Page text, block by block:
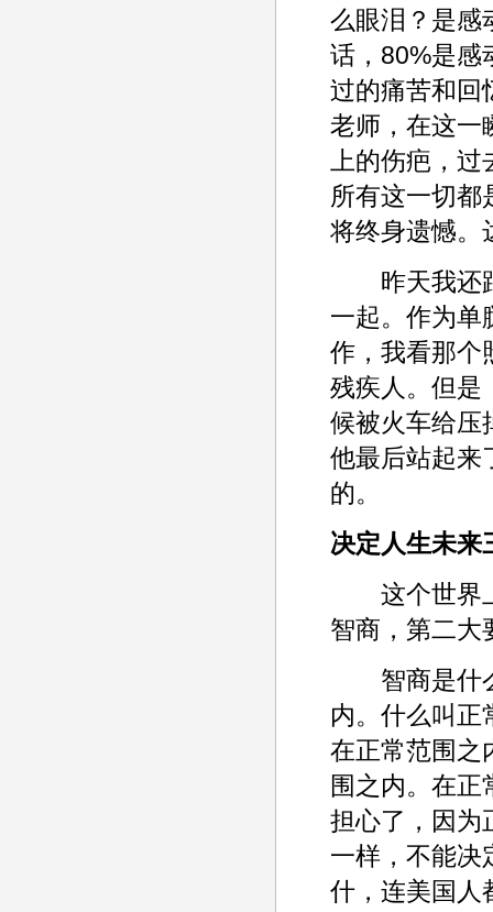
么眼泪？是感
话，80%是感
过的痛苦和回
老师，在这一
上的伤疤，
所有这一切都
将终身遗憾。
昨天我还跟
一起。作为单
作，我看那个
残疾人。但是
候被火车给压
他最后站起来
的。
决定人生未来
这个世界上
智商，第二大
智商是什么
内。什么叫正
在正常范围之
围之内。在正
担心了，因为
一样，不能决
什，连美国人